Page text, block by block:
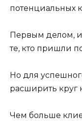
потенциальных
Первым делом,
те, кто пришли
Но для
расширить круг
Чем больше